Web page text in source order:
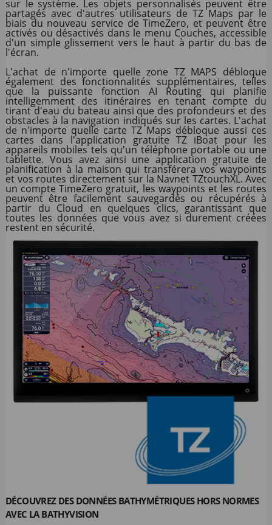
sur le système. Les objets personnalisés peuvent être
partagés avec d'autres utilisateurs de TZ Maps par le
biais du nouveau service de TimeZero, et peuvent être
activés ou désactivés dans le menu Couches, accessible
d'un simple glissement vers le haut à partir du bas de
l'écran.
L'achat de n'importe quelle zone TZ MAPS débloque
également des fonctionnalités supplémentaires, telles
que la puissante fonction AI Routing qui planifie
intelligemment des itinéraires en tenant compte du
tirant d'eau du bateau ainsi que des profondeurs et des
obstacles à la navigation indiqués sur les cartes. L'achat
de n'importe quelle carte TZ Maps débloque aussi ces
cartes dans l'application gratuite TZ iBoat pour les
appareils mobiles tels qu'un téléphone portable ou une
tablette. Vous avez ainsi une application gratuite de
planification à la maison qui transférera vos waypoints
et vos routes directement sur la Navnet TZtouchXL. Avec
un compte TimeZero gratuit, les waypoints et les routes
peuvent être facilement sauvegardés ou récupérés à
partir du Cloud en quelques clics, garantissant que
toutes les données que vous avez si durement créées
restent en sécurité.
DÉCOUVREZ DES DONNÉES BATHYMÉTRIQUES HORS NORMES
AVEC LA BATHYVISION